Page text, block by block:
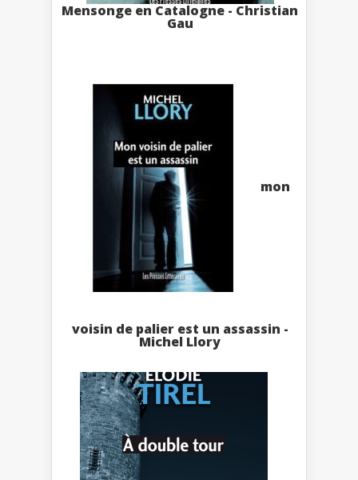
Mensonge en Catalogne - Christian
Gau
mon
voisin de palier est un assassin -
Michel Llory